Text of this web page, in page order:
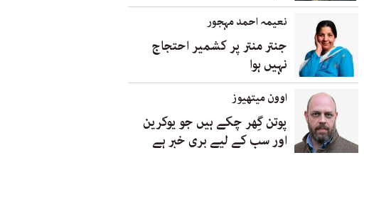
نعیمہ احمد مہجور
جنتر منتر پر کشمیر احتجاج
نہیں ہوا
اوون میتھیوز
پوتن گِھر چکے ہیں جو یوکرین
اور سب کے لیے بری خبر ہے